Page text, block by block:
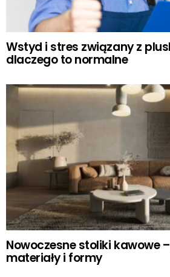
Wstyd i stres związany z
dlaczego to normalne
Nowoczesne stoliki kawowe
materiały i formy